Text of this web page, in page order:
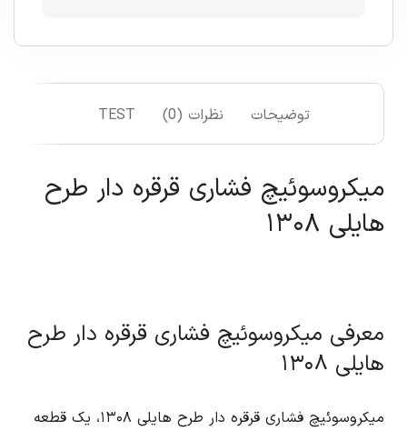
توضیحات نظرات (0) TEST
میکروسوئیچ فشاری قرقره دار طرح
هایلی ۱۳۰۸
معرفی میکروسوئیچ فشاری قرقره دار طرح
هایلی ۱۳۰۸
میکروسوئیچ فشاری قرقره دار طرح هایلی ۱۳۰۸، یک قطعه